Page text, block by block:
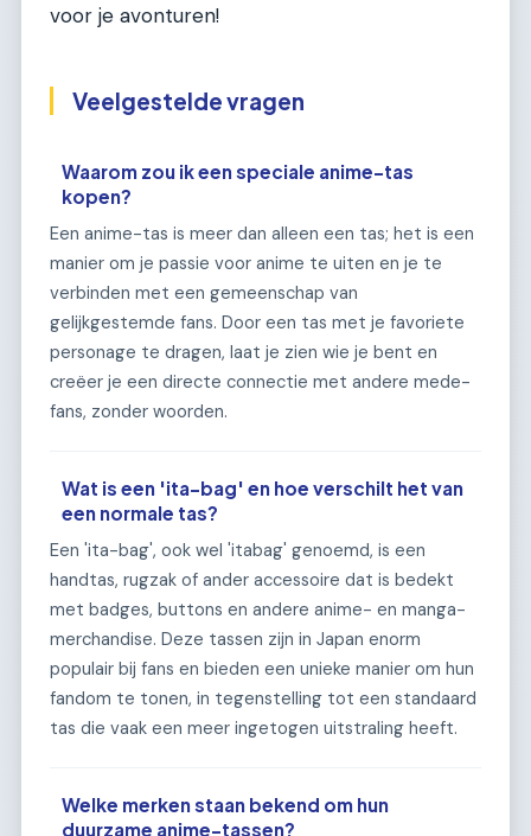
voor je avonturen!
Veelgestelde vragen
Waarom zou ik een speciale anime-tas
kopen?
Een anime-tas is meer dan alleen een tas; het is een
manier om je passie voor anime te uiten en je te
verbinden met een gemeenschap van
gelijkgestemde fans. Door een tas met je favoriete
personage te dragen, laat je zien wie je bent en
creëer je een directe connectie met andere mede-
fans, zonder woorden.
Wat is een 'ita-bag' en hoe verschilt het van
een normale tas?
Een 'ita-bag', ook wel 'itabag' genoemd, is een
handtas, rugzak of ander accessoire dat is bedekt
met badges, buttons en andere anime- en manga-
merchandise. Deze tassen zijn in Japan enorm
populair bij fans en bieden een unieke manier om hun
fandom te tonen, in tegenstelling tot een standaard
tas die vaak een meer ingetogen uitstraling heeft.
Welke merken staan bekend om hun
duurzame anime-tassen?